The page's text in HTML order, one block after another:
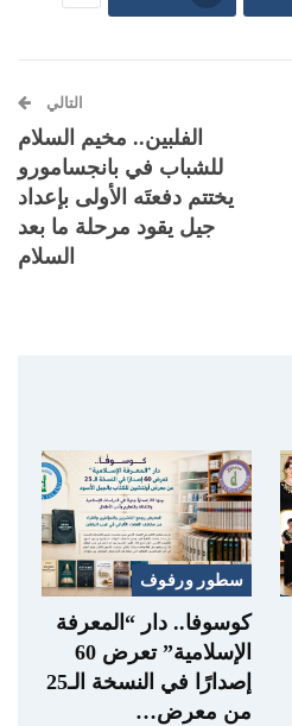
التالي
الفلبين.. مخيم السلام
للشباب في بانجسامورو
يختتم دفعتَه الأولى بإعداد
جيل يقود مرحلة ما بعد
السلام
سطور ورفوف
كوسوفا.. دار “المعرفة
الإسلامية” تعرض 60
إصدارًا في النسخة الـ25
من معرض…